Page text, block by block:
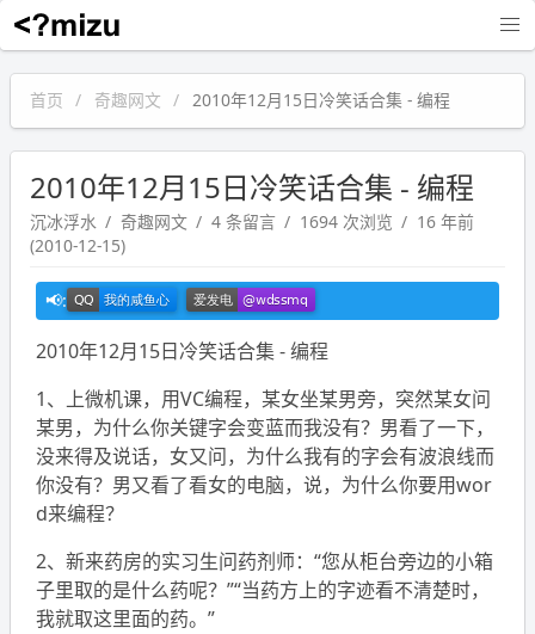
沉冰浮水
首页 奇趣网文 2010年12月15日冷笑话合集 - 编程
2010年12月15日冷笑话合集 - 编程
沉冰浮水 奇趣网文 4 条留言 1694 次浏览
16 年前
(2010-12-15)
2010年12月15日冷笑话合集 - 编程
1、上微机课，用VC编程，某女坐某男旁，突然某女问
某男，为什么你关键字会变蓝而我没有？男看了一下，
没来得及说话，女又问，为什么我有的字会有波浪线而
你没有？男又看了看女的电脑，说，为什么你要用wor
d来编程？
2、新来药房的实习生问药剂师：“您从柜台旁边的小箱
子里取的是什么药呢？”“当药方上的字迹看不清楚时，
我就取这里面的药。”